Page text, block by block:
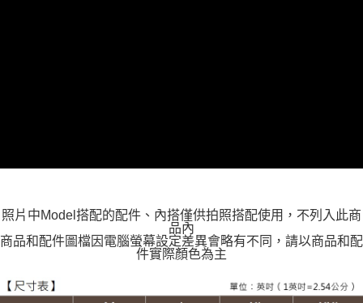
每筆NT$120
照片中Model搭配的配件、內搭僅供拍照搭配使用，不列入此商
品內
商品和配件圖檔因電腦螢幕設定差異會略有不同，請以商品和配
件實際顏色為主